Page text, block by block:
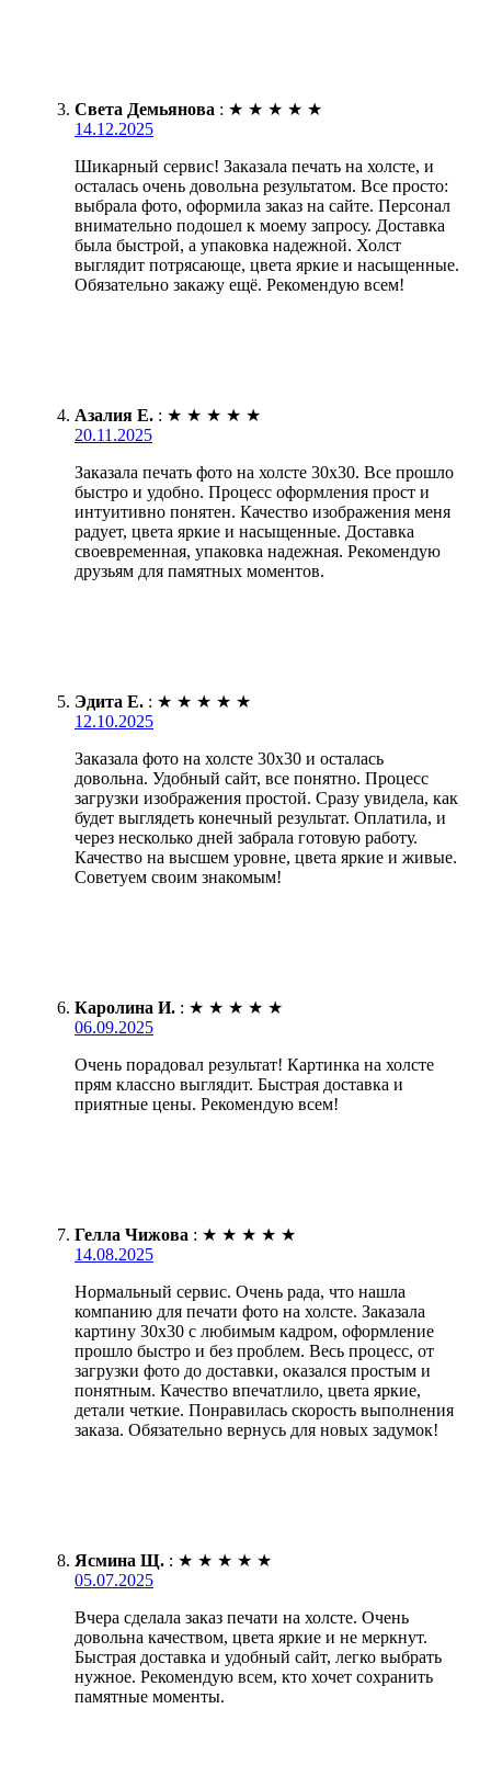
Света Демьянова : ★ ★ ★ ★ ★
14.12.2025
Шикарный сервис! Заказала печать на холсте, и
осталась очень довольна результатом. Все просто:
выбрала фото, оформила заказ на сайте. Персонал
внимательно подошел к моему запросу. Доставка
была быстрой, а упаковка надежной. Холст
выглядит потрясающе, цвета яркие и насыщенные.
Обязательно закажу ещё. Рекомендую всем!
Азалия Е. : ★ ★ ★ ★ ★
20.11.2025
Заказала печать фото на холсте 30х30. Все прошло
быстро и удобно. Процесс оформления прост и
интуитивно понятен. Качество изображения меня
радует, цвета яркие и насыщенные. Доставка
своевременная, упаковка надежная. Рекомендую
друзьям для памятных моментов.
Эдита Е. : ★ ★ ★ ★ ★
12.10.2025
Заказала фото на холсте 30х30 и осталась
довольна. Удобный сайт, все понятно. Процесс
загрузки изображения простой. Сразу увидела, как
будет выглядеть конечный результат. Оплатила, и
через несколько дней забрала готовую работу.
Качество на высшем уровне, цвета яркие и живые.
Советуем своим знакомым!
Каролина И. : ★ ★ ★ ★ ★
06.09.2025
Очень порадовал результат! Картинка на холсте
прям классно выглядит. Быстрая доставка и
приятные цены. Рекомендую всем!
Гелла Чижова : ★ ★ ★ ★ ★
14.08.2025
Нормальный сервис. Очень рада, что нашла
компанию для печати фото на холсте. Заказала
картину 30х30 с любимым кадром, оформление
прошло быстро и без проблем. Весь процесс, от
загрузки фото до доставки, оказался простым и
понятным. Качество впечатлило, цвета яркие,
детали четкие. Понравилась скорость выполнения
заказа. Обязательно вернусь для новых задумок!
Ясмина Щ. : ★ ★ ★ ★ ★
05.07.2025
Вчера сделала заказ печати на холсте. Очень
довольна качеством, цвета яркие и не меркнут.
Быстрая доставка и удобный сайт, легко выбрать
нужное. Рекомендую всем, кто хочет сохранить
памятные моменты.